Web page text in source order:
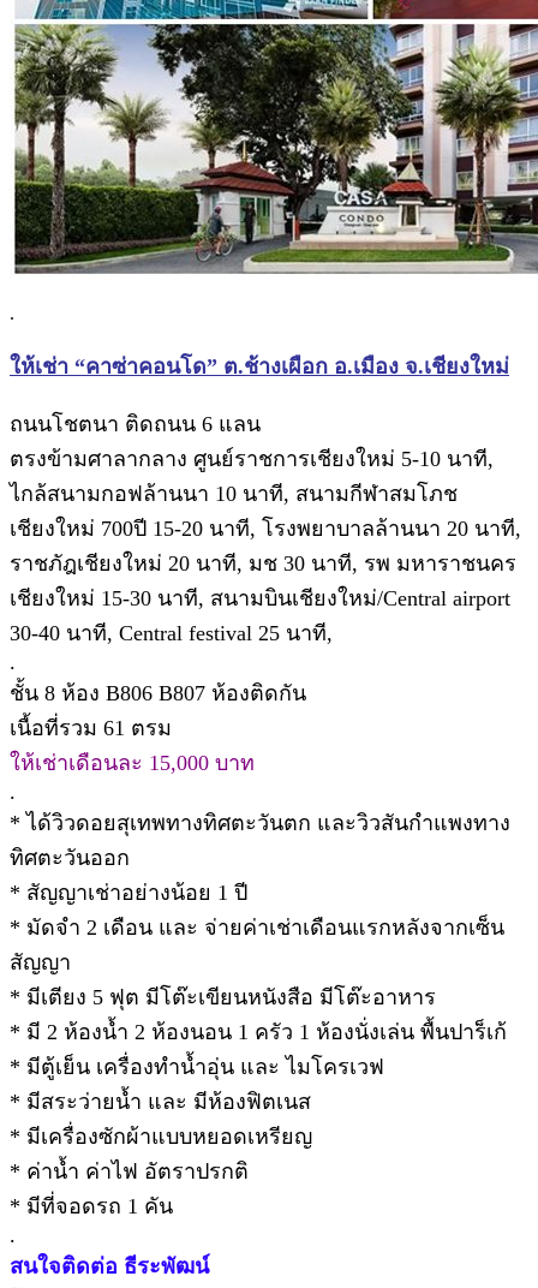
.
ให้เช่า “คาซ่าคอนโด” ต.ช้างเผือก อ.เมือง จ.เชียงใหม่
ถนนโชตนา ติดถนน 6 แลน
ตรงข้ามศาลากลาง ศูนย์ราชการเชียงใหม่ 5-10 นาที,
ไกล้สนามกอฟล้านนา 10 นาที, สนามกีฬาสมโภช
เชียงใหม่ 700ปี 15-20 นาที, โรงพยาบาลล้านนา 20 นาที,
ราชภัฎเชียงใหม่ 20 นาที, มช 30 นาที, รพ มหาราชนคร
เชียงใหม่ 15-30 นาที, สนามบินเชียงใหม่/Central airport
30-40 นาที, Central festival 25 นาที,
.
ชั้น 8 ห้อง B806 B807 ห้องติดกัน
เนื้อที่รวม 61 ตรม
ให้เช่าเดือนละ 15,000 บาท
.
* ได้วิวดอยสุเทพทางทิศตะวันตก และวิวสันกำแพงทาง
ทิศตะวันออก
* สัญญาเช่าอย่างน้อย 1 ปี
* มัดจำ 2 เดือน และ จ่ายค่าเช่าเดือนแรกหลังจากเซ็น
สัญญา
* มีเตียง 5 ฟุต มีโต๊ะเขียนหนังสือ มีโต๊ะอาหาร
* มี 2 ห้องน้ำ 2 ห้องนอน 1 ครัว 1 ห้องนั่งเล่น พื้นปาร็เก้
* มีตู้เย็น เครื่องทำน้ำอุ่น และ ไมโครเวฟ
* มีสระว่ายน้ำ และ มีห้องฟิตเนส
* มีเครื่องซักผ้าแบบหยอดเหรียญ
* ค่าน้ำ ค่าไฟ อัตราปรกติ
* มีที่จอดรถ 1 คัน
.
สนใจติดต่อ ธีระพัฒน์